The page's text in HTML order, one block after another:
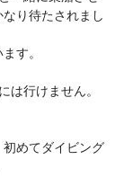
り待たされまし
す。
行けません。
めてダイビング